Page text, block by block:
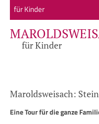
für Kinder
für Kinder
Maroldsweisach:
Eine Tour für die ganze